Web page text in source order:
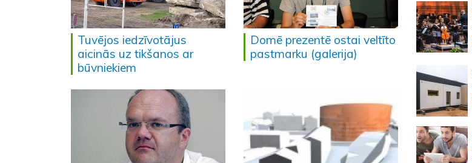
Tuvējos iedzīvotājus
aicinās uz tikšanos ar
būvniekiem
Domē prezentē ostai veltīto
pastmarku (galerija)